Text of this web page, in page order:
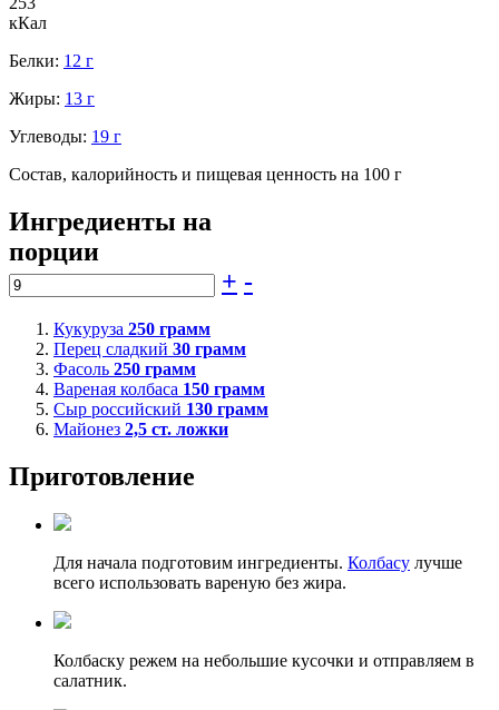
кКал
Белки: 12 г
Жиры: 13 г
Углеводы: 19 г
Состав, калорийность и пищевая ценность на 100 г
Ингредиенты на
порции
+ -
Кукуруза 250 грамм
Перец сладкий 30 грамм
Фасоль 250 грамм
Вареная колбаса 150 грамм
Сыр российский 130 грамм
Майонез 2,5 ст. ложки
Приготовление
Для начала подготовим ингредиенты. Колбасу лучше
всего использовать вареную без жира.
Колбаску режем на небольшие кусочки и отправляем в
салатник.